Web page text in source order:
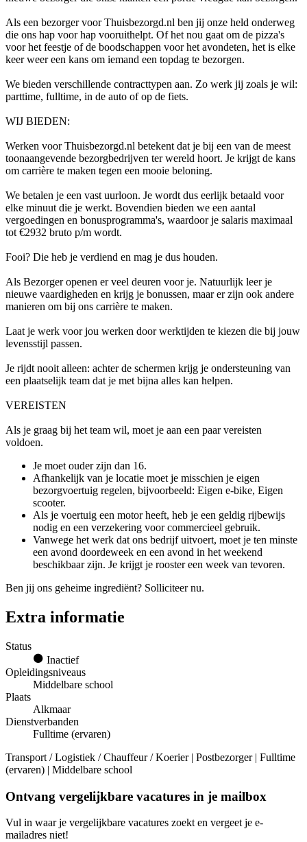
Als een bezorger voor Thuisbezorgd.nl ben jij onze held onderweg
die ons hap voor hap vooruithelpt. Of het nou gaat om de pizza's
voor het feestje of de boodschappen voor het avondeten, het is elke
keer weer een kans om iemand een topdag te bezorgen.
We bieden verschillende contracttypen aan. Zo werk jij zoals je wil:
parttime, fulltime, in de auto of op de fiets.
WIJ BIEDEN:
Werken voor Thuisbezorgd.nl betekent dat je bij een van de meest
toonaangevende bezorgbedrijven ter wereld hoort. Je krijgt de kans
om carrière te maken tegen een mooie beloning.
We betalen je een vast uurloon. Je wordt dus eerlijk betaald voor
elke minuut die je werkt. Bovendien bieden we een aantal
vergoedingen en bonusprogramma's, waardoor je salaris maximaal
tot €2932 bruto p/m wordt.
Fooi? Die heb je verdiend en mag je dus houden.
Als Bezorger openen er veel deuren voor je. Natuurlijk leer je
nieuwe vaardigheden en krijg je bonussen, maar er zijn ook andere
manieren om bij ons carrière te maken.
Laat je werk voor jou werken door werktijden te kiezen die bij jouw
levensstijl passen.
Je rijdt nooit alleen: achter de schermen krijg je ondersteuning van
een plaatselijk team dat je met bijna alles kan helpen.
VEREISTEN
Als je graag bij het team wil, moet je aan een paar vereisten
voldoen.
Je moet ouder zijn dan 16.
Afhankelijk van je locatie moet je misschien je eigen
bezorgvoertuig regelen, bijvoorbeeld: Eigen e-bike, Eigen
scooter.
Als je voertuig een motor heeft, heb je een geldig rijbewijs
nodig en een verzekering voor commercieel gebruik.
Vanwege het werk dat ons bedrijf uitvoert, moet je ten minste
een avond doordeweek en een avond in het weekend
beschikbaar zijn. Je krijgt je rooster een week van tevoren.
Ben jij ons geheime ingrediënt? Solliciteer nu.
Extra informatie
Status
Inactief
Opleidingsniveaus
Middelbare school
Plaats
Alkmaar
Dienstverbanden
Fulltime (ervaren)
Transport / Logistiek / Chauffeur / Koerier | Postbezorger | Fulltime
(ervaren) | Middelbare school
Ontvang vergelijkbare vacatures in je mailbox
Vul in waar je vergelijkbare vacatures zoekt en vergeet je e-
mailadres niet!